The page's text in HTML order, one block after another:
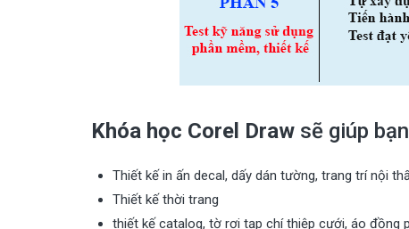
Khóa học Corel Draw sẽ giúp
Thiết kế in ấn decal, dấy dán tường, trang trí nội
Thiết kế thời trang
thiết kế catalog, tờ rơi tạp chí thiệp cưới, áo đồng